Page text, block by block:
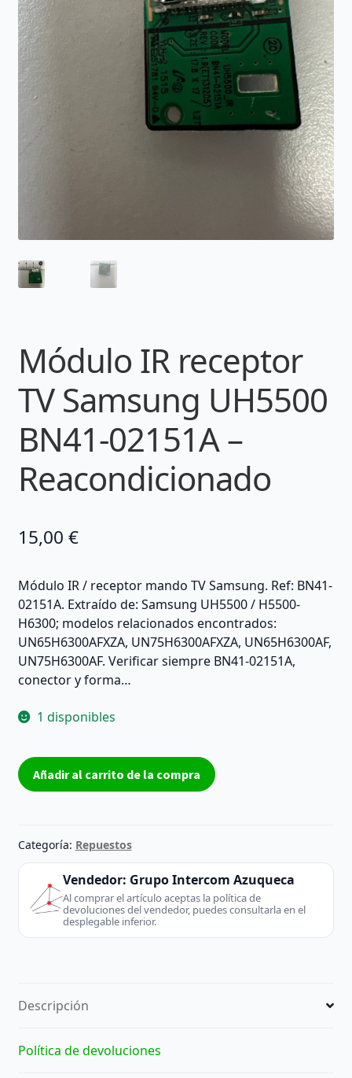
Módulo IR receptor
TV Samsung UH5500
BN41-02151A –
Reacondicionado
15,00 €
Módulo IR / receptor mando TV Samsung. Ref: BN41-
02151A. Extraído de: Samsung UH5500 / H5500-
H6300; modelos relacionados encontrados:
UN65H6300AFXZA, UN75H6300AFXZA, UN65H6300AF,
UN75H6300AF. Verificar siempre BN41-02151A,
conector y forma…
1 disponibles
Módulo
IR
Samsung
UH5500
02151A
Reacondicionado
Añadir al carrito de la compra
Categoría: Repuestos
Vendedor: Grupo Intercom Azuqueca
Al comprar el artículo aceptas la política de
devoluciones del vendedor, puedes consultarla en el
desplegable inferior.
Descripción
Política de devoluciones